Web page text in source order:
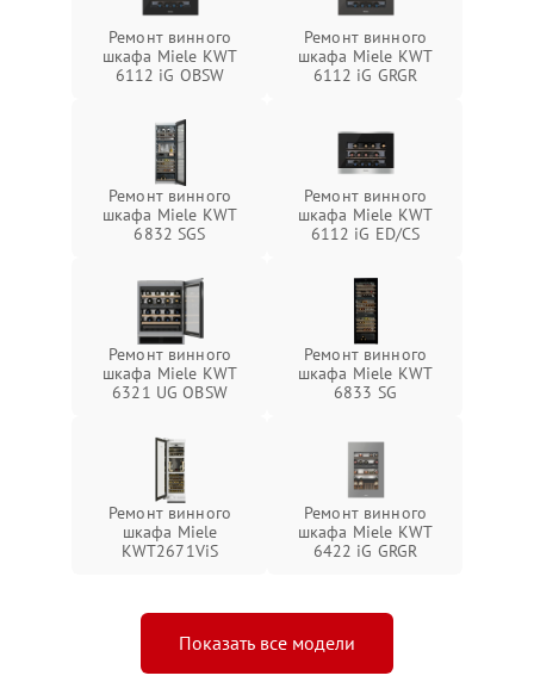
Ремонт винного
шкафа Miele KWT
6112 iG OBSW
Ремонт винного
шкафа Miele KWT
6112 iG GRGR
Ремонт винного
шкафа Miele KWT
6832 SGS
Ремонт винного
шкафа Miele KWT
6112 iG ED/CS
Ремонт винного
шкафа Miele KWT
6321 UG OBSW
Ремонт винного
шкафа Miele KWT
6833 SG
Ремонт винного
шкафа Miele
KWT2671ViS
Ремонт винного
шкафа Miele KWT
6422 iG GRGR
Показать все модели